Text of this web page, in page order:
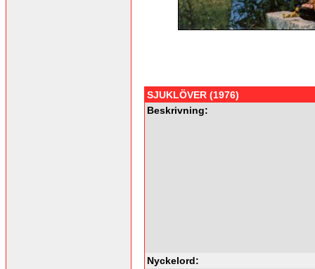
SJUKLÖVER (1976)
Beskrivning:
Nyckelord: